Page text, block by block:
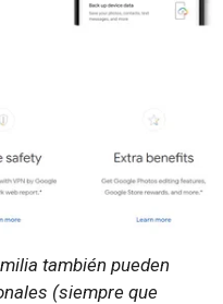
también pueden
(siempre que